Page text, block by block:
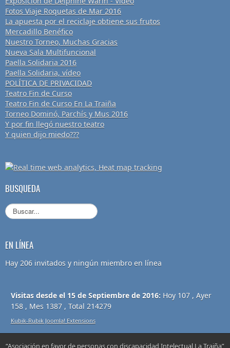
Fotos Viaje Roquetas de Mar 2016
La apuesta por el reciclaje obtiene sus frutos
Mercadillo Benéfico
Nuestro Torneo, Muchas Gracias
Nueva Sala Multifuncional
Paella Solidaria 2016
Paella Solidaria, vídeo
POLÍTICA DE PRIVACIDAD
Teatro Fin de Curso
Teatro Fin de Curso En La Traiña
Torneo Dominó, Parchís y Mus 2016
Y por fin llegó nuestro teatro
Y quien dijo miedo???
BUSQUEDA
EN LÍNEA
Hay 206 invitados y ningún miembro en línea
Visitas desde el 15 de Septiembre de 2016: Hoy 107 , Ayer
158 , Mes 1387 , Total 214279
Kubik-Rubik Joomla! Extensions